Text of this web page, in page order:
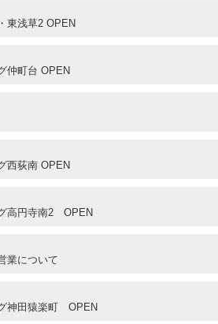
東浅草2 OPEN
仲町台 OPEN
西荻南 OPEN
高円寺南2 OPEN
業について
神田猿楽町 OPEN